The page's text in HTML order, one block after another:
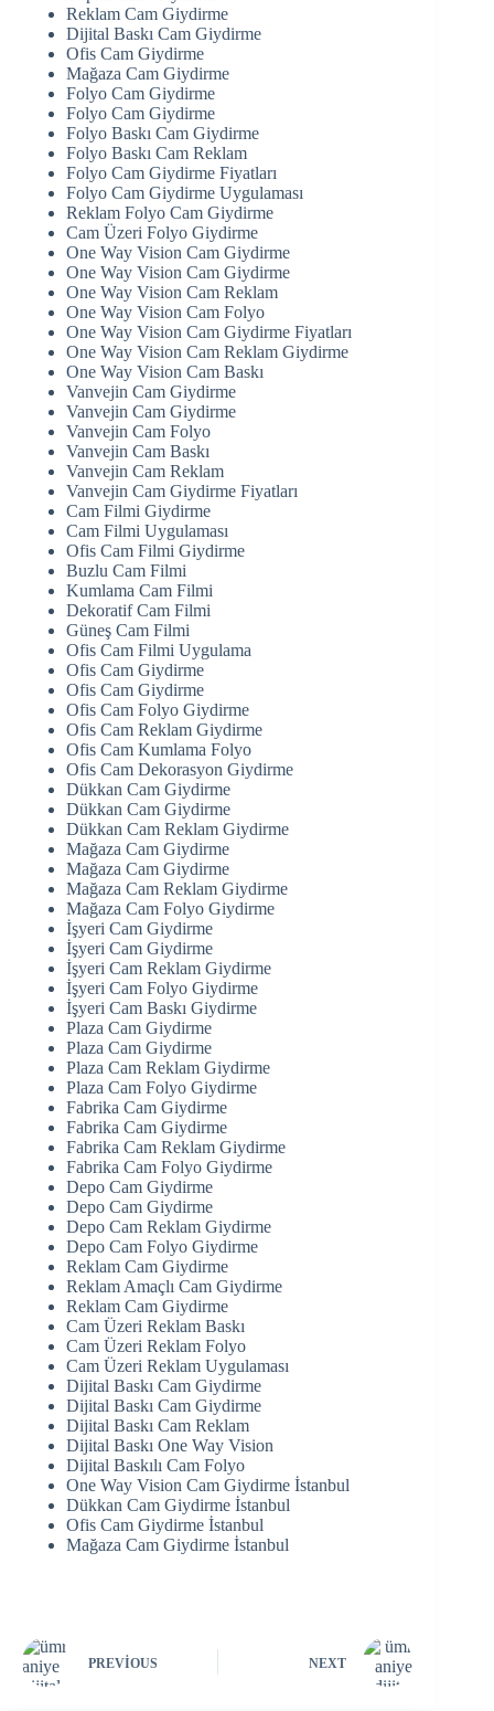
Reklam Cam Giydirme
Dijital Baskı Cam Giydirme
Ofis Cam Giydirme
Mağaza Cam Giydirme
Folyo Cam Giydirme
Folyo Cam Giydirme
Folyo Baskı Cam Giydirme
Folyo Baskı Cam Reklam
Folyo Cam Giydirme Fiyatları
Folyo Cam Giydirme Uygulaması
Reklam Folyo Cam Giydirme
Cam Üzeri Folyo Giydirme
One Way Vision Cam Giydirme
One Way Vision Cam Giydirme
One Way Vision Cam Reklam
One Way Vision Cam Folyo
One Way Vision Cam Giydirme Fiyatları
One Way Vision Cam Reklam Giydirme
One Way Vision Cam Baskı
Vanvejin Cam Giydirme
Vanvejin Cam Giydirme
Vanvejin Cam Folyo
Vanvejin Cam Baskı
Vanvejin Cam Reklam
Vanvejin Cam Giydirme Fiyatları
Cam Filmi Giydirme
Cam Filmi Uygulaması
Ofis Cam Filmi Giydirme
Buzlu Cam Filmi
Kumlama Cam Filmi
Dekoratif Cam Filmi
Güneş Cam Filmi
Ofis Cam Filmi Uygulama
Ofis Cam Giydirme
Ofis Cam Giydirme
Ofis Cam Folyo Giydirme
Ofis Cam Reklam Giydirme
Ofis Cam Kumlama Folyo
Ofis Cam Dekorasyon Giydirme
Dükkan Cam Giydirme
Dükkan Cam Giydirme
Dükkan Cam Reklam Giydirme
Mağaza Cam Giydirme
Mağaza Cam Giydirme
Mağaza Cam Reklam Giydirme
Mağaza Cam Folyo Giydirme
İşyeri Cam Giydirme
İşyeri Cam Giydirme
İşyeri Cam Reklam Giydirme
İşyeri Cam Folyo Giydirme
İşyeri Cam Baskı Giydirme
Plaza Cam Giydirme
Plaza Cam Giydirme
Plaza Cam Reklam Giydirme
Plaza Cam Folyo Giydirme
Fabrika Cam Giydirme
Fabrika Cam Giydirme
Fabrika Cam Reklam Giydirme
Fabrika Cam Folyo Giydirme
Depo Cam Giydirme
Depo Cam Giydirme
Depo Cam Reklam Giydirme
Depo Cam Folyo Giydirme
Reklam Cam Giydirme
Reklam Amaçlı Cam Giydirme
Reklam Cam Giydirme
Cam Üzeri Reklam Baskı
Cam Üzeri Reklam Folyo
Cam Üzeri Reklam Uygulaması
Dijital Baskı Cam Giydirme
Dijital Baskı Cam Giydirme
Dijital Baskı Cam Reklam
Dijital Baskı One Way Vision
Dijital Baskılı Cam Folyo
One Way Vision Cam Giydirme İstanbul
Dükkan Cam Giydirme İstanbul
Ofis Cam Giydirme İstanbul
Mağaza Cam Giydirme İstanbul
PREVIOUS NEXT